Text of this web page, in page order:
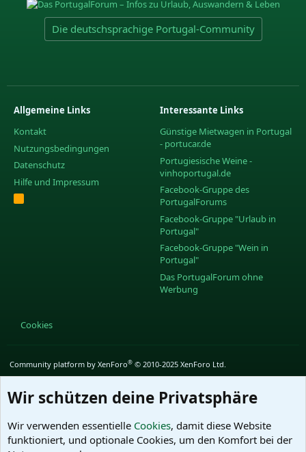
Die deutschsprachige Portugal-Community
Allgemeine Links
Kontakt
Nutzungsbedingungen
Datenschutz
Hilfe und Impressum
R
Interessante Links
Günstige Mietwagen in Portugal
- portucar.de
Portugiesische Weine -
vinhoportugal.de
Facebook-Gruppe des
PortugalForums
Facebook-Gruppe "Urlaub in
Portugal"
Facebook-Gruppe "Wein in
Portugal"
Das PortugalForum ohne
Werbung
Cookies
Community platform by XenForo® © 2010-2025 XenForo Ltd.
Wir schützen deine Privatsphäre
Wir verwenden essentielle Cookies, damit diese Website
funktioniert, und optionale Cookies, um den Komfort bei der